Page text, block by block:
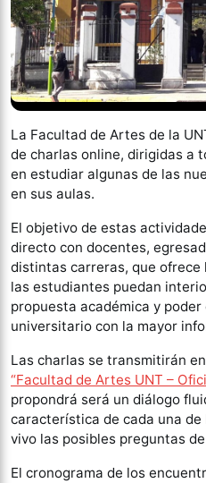
La Facultad de Artes de la
de charlas online, dirigidas a
en estudiar algunas de las
en sus aulas.
El objetivo de estas
directo con docentes,
distintas carreras, que ofrece
las estudiantes puedan
propuesta académica y
universitario con la mayor
Las charlas se transmitirán
“Facultad de Artes UNT –
propondrá será un diálogo
característica de cada una
vivo las posibles preguntas
El cronograma de los